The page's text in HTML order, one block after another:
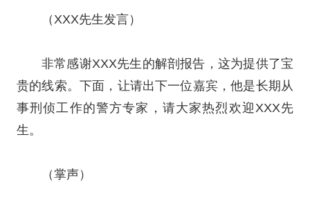
（XXX先生发言）
非常感谢XXX先生的解剖报告，这为提供了宝
贵的线索。下面，让请出下一位嘉宾，他是长期从
事刑侦工作的警方专家，请大家热烈欢迎XXX先
生。
（掌声）